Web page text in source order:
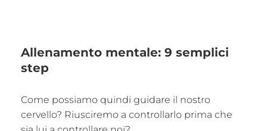
Allenamento mentale: 9 semplici
step
Come possiamo quindi guidare il nostro
cervello? Riusciremo a controllarlo prima che